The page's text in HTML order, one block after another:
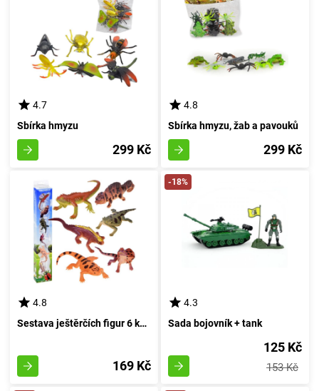
4.7
Sbírka hmyzu
299 Kč
4.8
Sbírka hmyzu, žab a pavouků
299 Kč
4.8
Sestava ještěrčích figur 6 kusů
169 Kč
-18%
4.3
Sada bojovník + tank
125 Kč
153 Kč